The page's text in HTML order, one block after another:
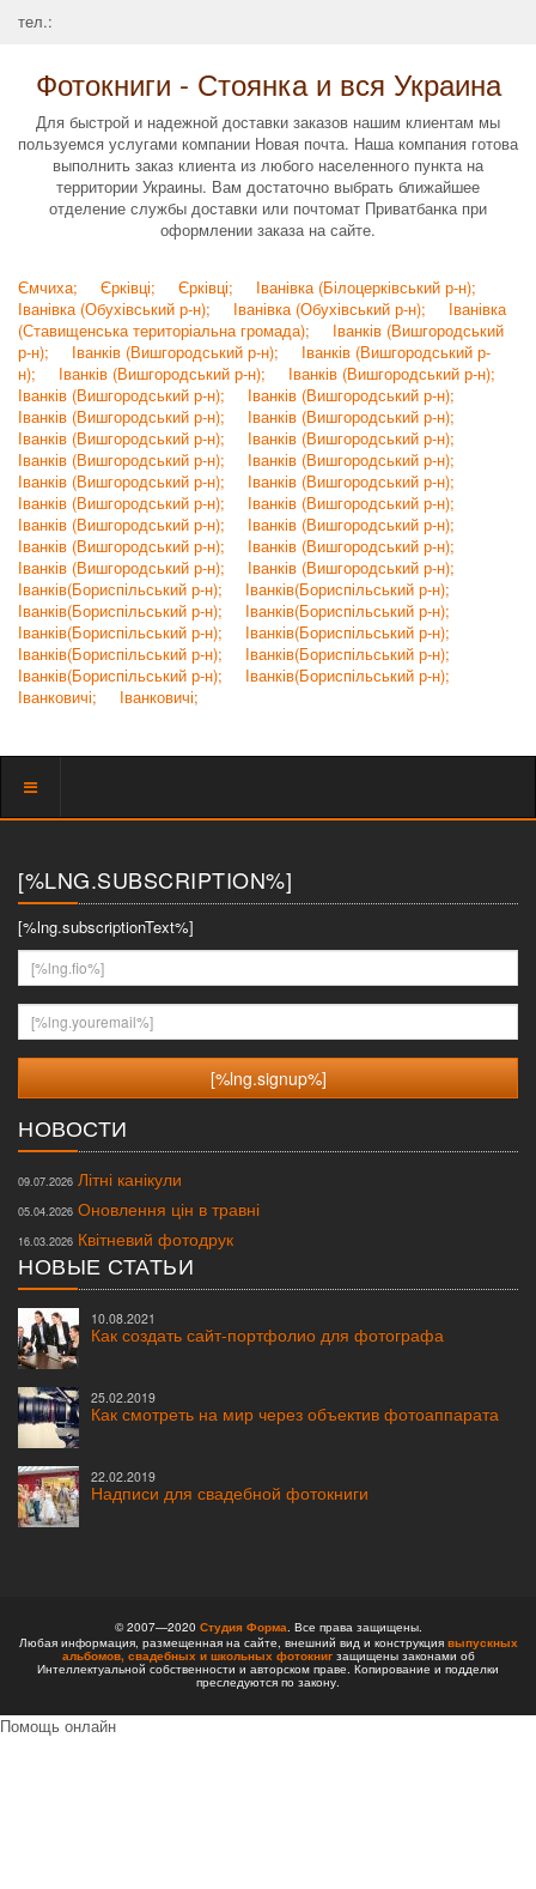
тел.:
Фотокниги - Стоянка и вся Украина
Для быстрой и надежной доставки заказов нашим клиентам мы
пользуемся услугами компании Новая почта. Наша компания готова
выполнить заказ клиента из любого населенного пункта на
территории Украины. Вам достаточно выбрать ближайшее
отделение службы доставки или почтомат Приватбанка при
оформлении заказа на сайте.
Ємчиха; Єрківці; Єрківці;
Іванівка (Білоцерківський р-н);
Іванівка (Обухівський р-н);
Іванівка (Обухівський р-н);
Іванівка
(Ставищенська територіальна громада);
Іванків (Вишгородський
р-н);
Іванків (Вишгородський р-н);
Іванків (Вишгородський р-
н);
Іванків (Вишгородський р-н);
Іванків (Вишгородський р-н);
Іванків (Вишгородський р-н);
Іванків (Вишгородський р-н);
Іванків (Вишгородський р-н);
Іванків (Вишгородський р-н);
Іванків (Вишгородський р-н);
Іванків (Вишгородський р-н);
Іванків (Вишгородський р-н);
Іванків (Вишгородський р-н);
Іванків (Вишгородський р-н);
Іванків (Вишгородський р-н);
Іванків (Вишгородський р-н);
Іванків (Вишгородський р-н);
Іванків (Вишгородський р-н);
Іванків (Вишгородський р-н);
Іванків (Вишгородський р-н);
Іванків (Вишгородський р-н);
Іванків (Вишгородський р-н);
Іванків (Вишгородський р-н);
Іванків(Бориспільський р-н);
Іванків(Бориспільський р-н);
Іванків(Бориспільський р-н);
Іванків(Бориспільський р-н);
Іванків(Бориспільський р-н);
Іванків(Бориспільський р-н);
Іванків(Бориспільський р-н);
Іванків(Бориспільський р-н);
Іванків(Бориспільський р-н);
Іванків(Бориспільський р-н);
Іванковичі;
Іванковичі;
Показать
[%LNG.SUBSCRIPTION%]
[%lng.subscriptionText%]
[%lng.fio%]
[%lng.youremail%]
НОВОСТИ
09.07.2026 Літні канікули
05.04.2026 Оновлення цін в травні
16.03.2026 Квітневий фотодрук
НОВЫЕ СТАТЬИ
10.08.2021
Как создать сайт-портфолио для фотографа
25.02.2019
Как смотреть на мир через объектив фотоаппарата
22.02.2019
Надписи для свадебной фотокниги
© 2007—2020 Студия Форма . Все права защищены.
Любая информация, размещенная на сайте, внешний вид и конструкция выпускных
альбомов, свадебных и школьных фотокнигзащищены законами об
Интеллектуальной собственности и авторском праве. Копирование и подделки
преследуются по закону.
Помощь онлайн